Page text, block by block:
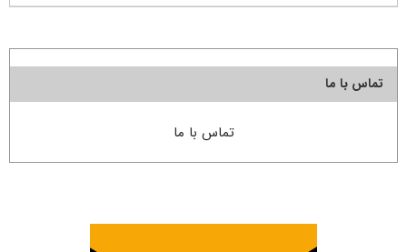
تماس با ما
تماس با ما